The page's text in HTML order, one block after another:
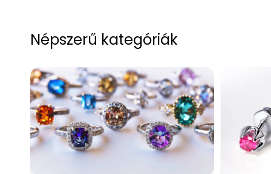
Népszerű kategóriák